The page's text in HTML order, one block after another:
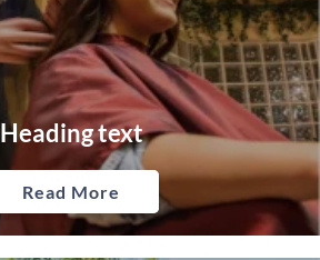
Heading text
Read More